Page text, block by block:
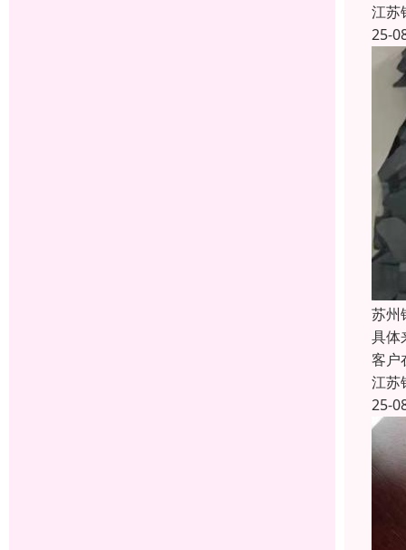
江苏
25-
苏州
具体
客户
江苏
25-